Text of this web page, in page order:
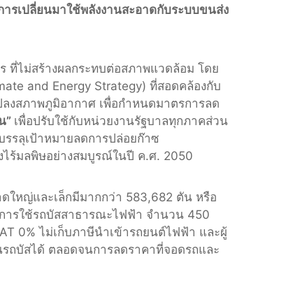
ารเปลี่ยนมาใช้พลังงานสะอาดกับระบบขนส่ง
ที่ไม่สร้างผลกระทบต่อสภาพแวดล้อม โดย
and Energy Strategy) ที่สอดคล้องกับ
งสภาพภูมิอากาศ เพื่อกำหนดมาตรการลด
” เพื่อปรับใช้กับหน่วยงานรัฐบาลทุกภาคส่วน
รลุเป้าหมายลดการปล่อยก๊าซ
ไร้มลพิษอย่างสมบูรณ์ในปี ค.ศ. 2050
ใหญ่และเล็กมีมากกว่า 583,682 ตัน หรือ
ารใช้รถบัสสาธารณะไฟฟ้า จำนวน 450
0% ไม่เก็บภาษีนำเข้ารถยนต์ไฟฟ้า และผู้
ถบัสได้ ตลอดจนการลดราคาที่จอดรถและ